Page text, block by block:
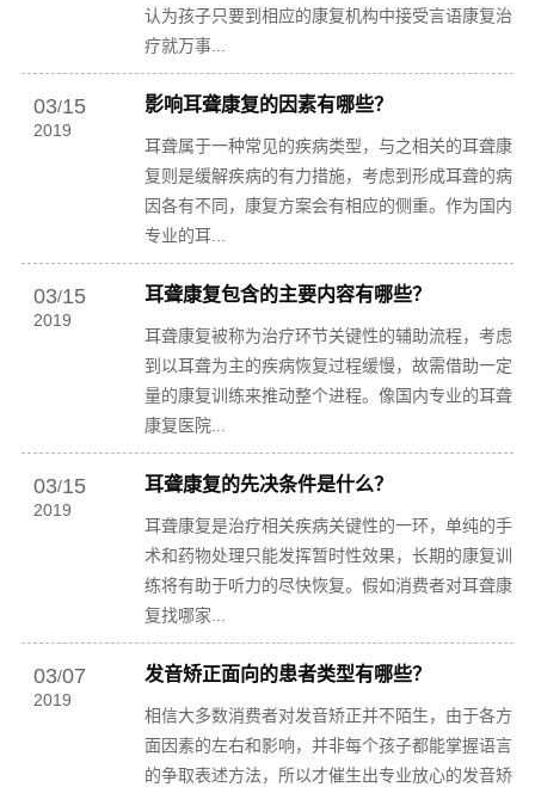
认为孩子只要到相应的康复机构中接受言语康复治
疗就万事...
03/15
2019
影响耳聋康复的因素有哪些？
耳聋属于一种常见的疾病类型，与之相关的耳聋康
复则是缓解疾病的有力措施，考虑到形成耳聋的病
因各有不同，康复方案会有相应的侧重。作为国内
专业的耳...
03/15
2019
耳聋康复包含的主要内容有哪些？
耳聋康复被称为治疗环节关键性的辅助流程，考虑
到以耳聋为主的疾病恢复过程缓慢，故需借助一定
量的康复训练来推动整个进程。像国内专业的耳聋
康复医院...
03/15
2019
耳聋康复的先决条件是什么？
耳聋康复是治疗相关疾病关键性的一环，单纯的手
术和药物处理只能发挥暂时性效果，长期的康复训
练将有助于听力的尽快恢复。假如消费者对耳聋康
复找哪家...
03/07
2019
发音矫正面向的患者类型有哪些？
相信大多数消费者对发音矫正并不陌生，由于各方
面因素的左右和影响，并非每个孩子都能掌握语言
的争取表述方法，所以才催生出专业放心的发音矫